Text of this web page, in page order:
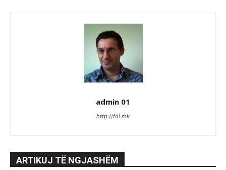
admin 01
http://fol.mk
ARTIKUJ TË NGJASHËM